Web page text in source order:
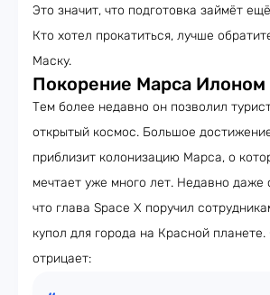
Это значит, что подготовка займёт
Кто хотел прокатиться, лучше
Маску.
Покорение Марса
Тем более недавно он позволил
открытый космос. Большое
приблизит колонизацию Марса, о
мечтает уже много лет. Недавно даже
что глава Space X поручил
купол для города на Красной
отрицает: